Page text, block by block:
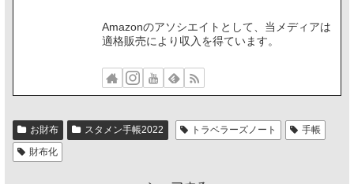
Amazonのアソシエイトとして、当メディアは
適格販売により収入を得ています。
お財布 スタメン手帳2022 トラベラーズノート
手帳
財布化